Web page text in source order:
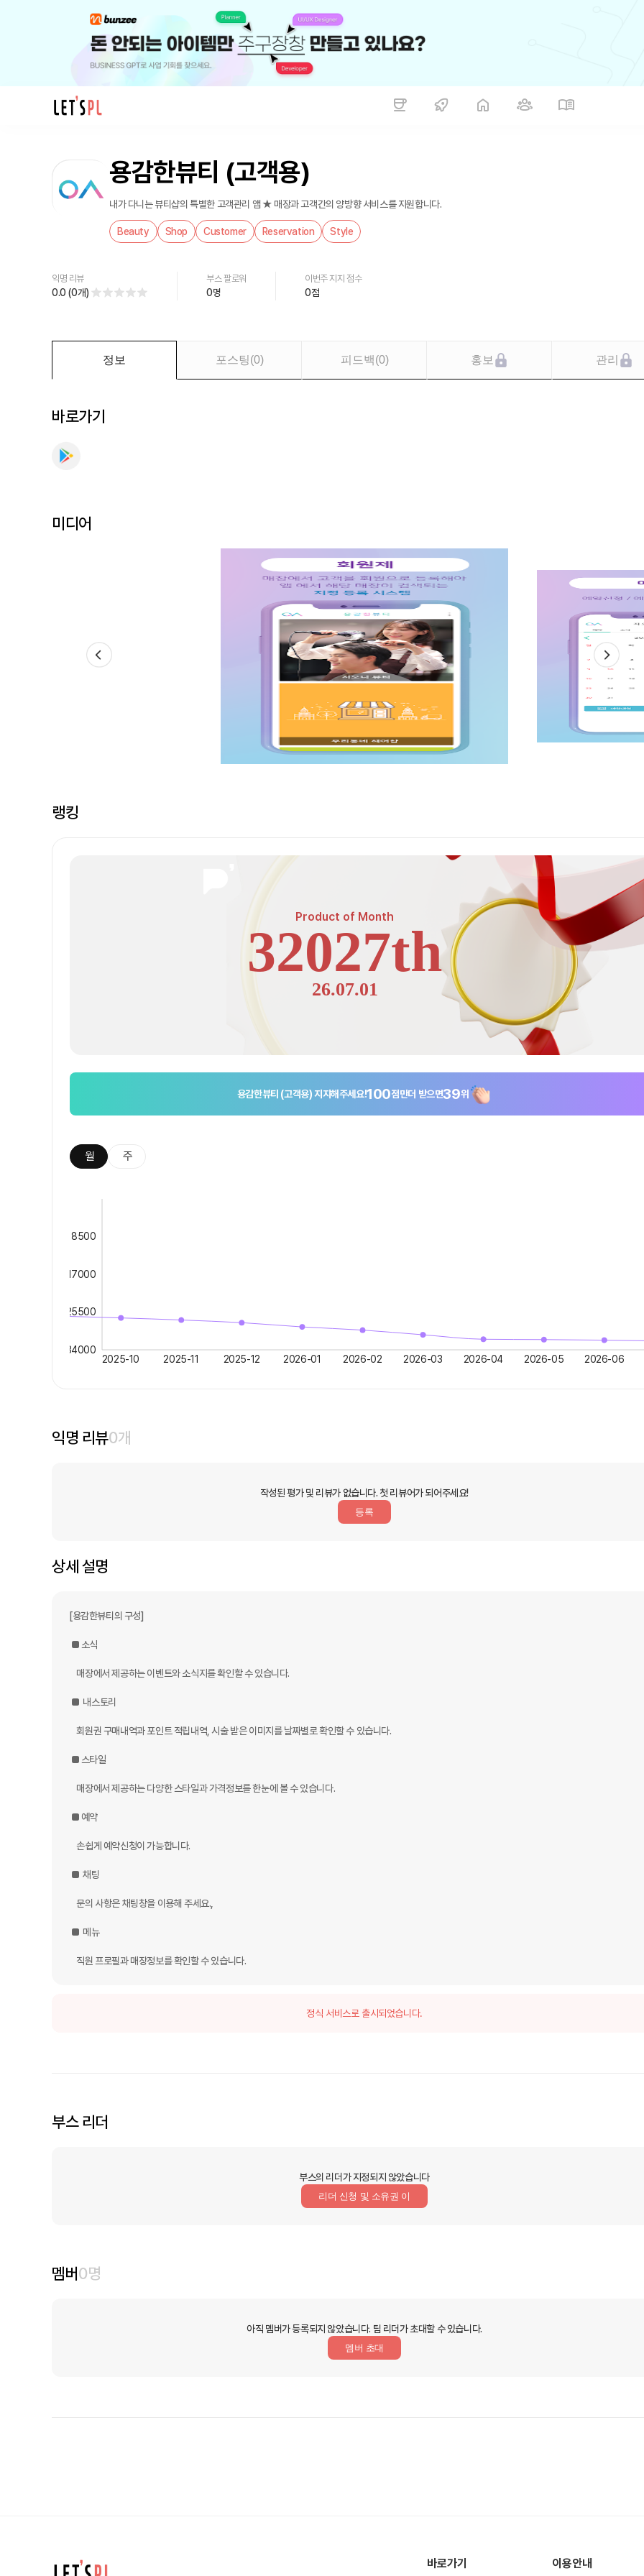
용감한뷰티 (고객용)
내가 다니는 뷰티샵의 특별한 고객관리 앱 ★ 매장과 고객간의 양방향 서비스를 지원합니다.
Beauty Shop Customer Reservation Style
익명 리뷰
0.0(0개)
부스 팔로워
0명
이번주 지지 점수
0점
정보 포스팅(0) 피드백(0) 홍보 관리
바로가기
미디어
랭킹
Product of Month
32027th
26.07.01
용감한뷰티 (고객용)지지해주세요!100점만더 받으면39위
월 주
2025-10 2025-11 2025-12 2026-01 2026-02 2026-03 2026-04 2026-05 2026-06
8500
17000
25500
34000
익명 리뷰0개
작성된 평가 및 리뷰가 없습니다. 첫 리뷰어가 되어주세요!
등록
상세 설명
[용감한뷰티의 구성]
    회원권 구매내역과 포인트 적립내역, 시술 받은 이미지를 날짜별로 확인할 수 있습니다.
    손쉽게 예약신청이 가능합니다.
    문의 사항은 채팅창을 이용해 주세요.,
    직원 프로필과 매장정보를 확인할 수 있습니다.
정식 서비스로 출시되었습니다.
부스 리더
부스의 리더가 지정되지 않았습니다
리더 신청 및 소유권 이
멤버0명
아직 멤버가 등록되지 않았습니다. 팀 리더가 초대할 수 있습니다.
멤버 초대
바로가기 이용안내